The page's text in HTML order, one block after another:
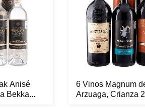
Anisé
Bekka...
6 Vinos Magnum
Arzuaga, Crianza